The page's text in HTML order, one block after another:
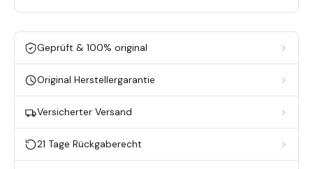
Geprüft & 100% original
Original Herstellergarantie
Versicherter Versand
21 Tage Rückgaberecht